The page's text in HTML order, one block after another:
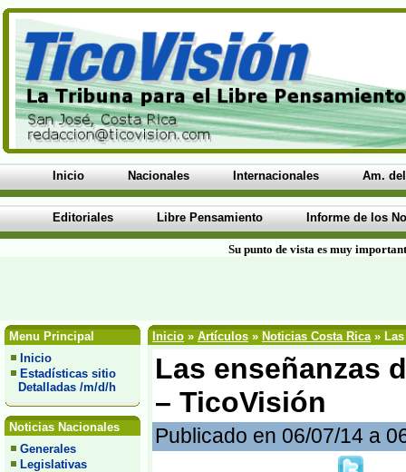
Inicio Nacionales Internacionales Am.
Editoriales Libre Pensamiento Informe de los
Su punto de vista es muy
Menu Principal
Inicio
Estadísticas sitio
Detalladas /m/d/h
Noticias Nacionales
Generales
Legislativas
Inicio » Artículos » Noticias Costa Rica» Las
Las enseñanzas
– TicoVisión
Publicado en 06/07/14 a